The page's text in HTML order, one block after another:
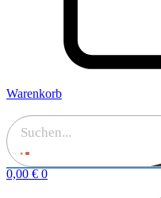
Warenkorb
0,00 € 0